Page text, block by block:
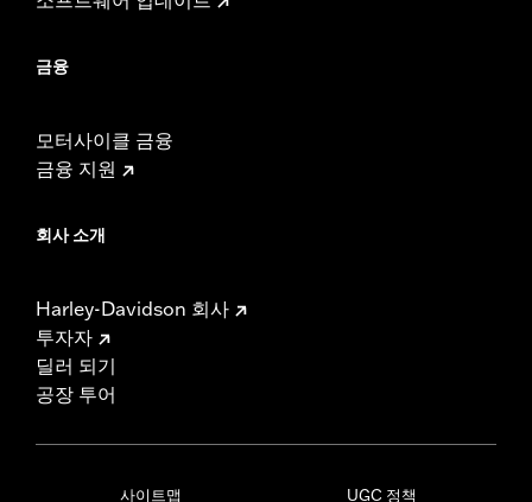
금융
모터사이클 금융
금융 지원
회사 소개
Harley-Davidson 회사
투자자
딜러 되기
공장 투어
사이트맵 UGC 정책